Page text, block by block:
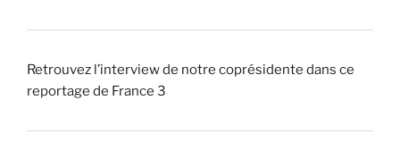
Retrouvez l’interview de notre coprésidente dans ce
reportage de France 3